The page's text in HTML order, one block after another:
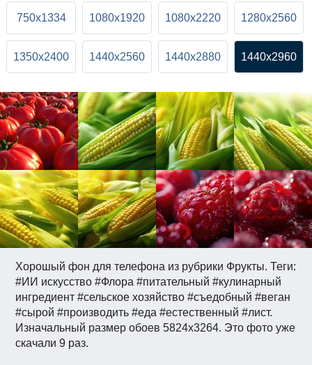
Хорошый фон для телефона из рубрики Фрукты. Теги:
#ИИ искусство #Флора #питательный #кулинарный
ингредиент #сельское хозяйство #съедобный #веган
#сырой #производить #еда #естественный #лист.
Изначальный размер обоев 5824x3264. Это фото уже
скачали 9 раз.
750x1334 1080x1920 1080x2220 1280x2560
1350x2400 1440x2560 1440x2880 1440x2960